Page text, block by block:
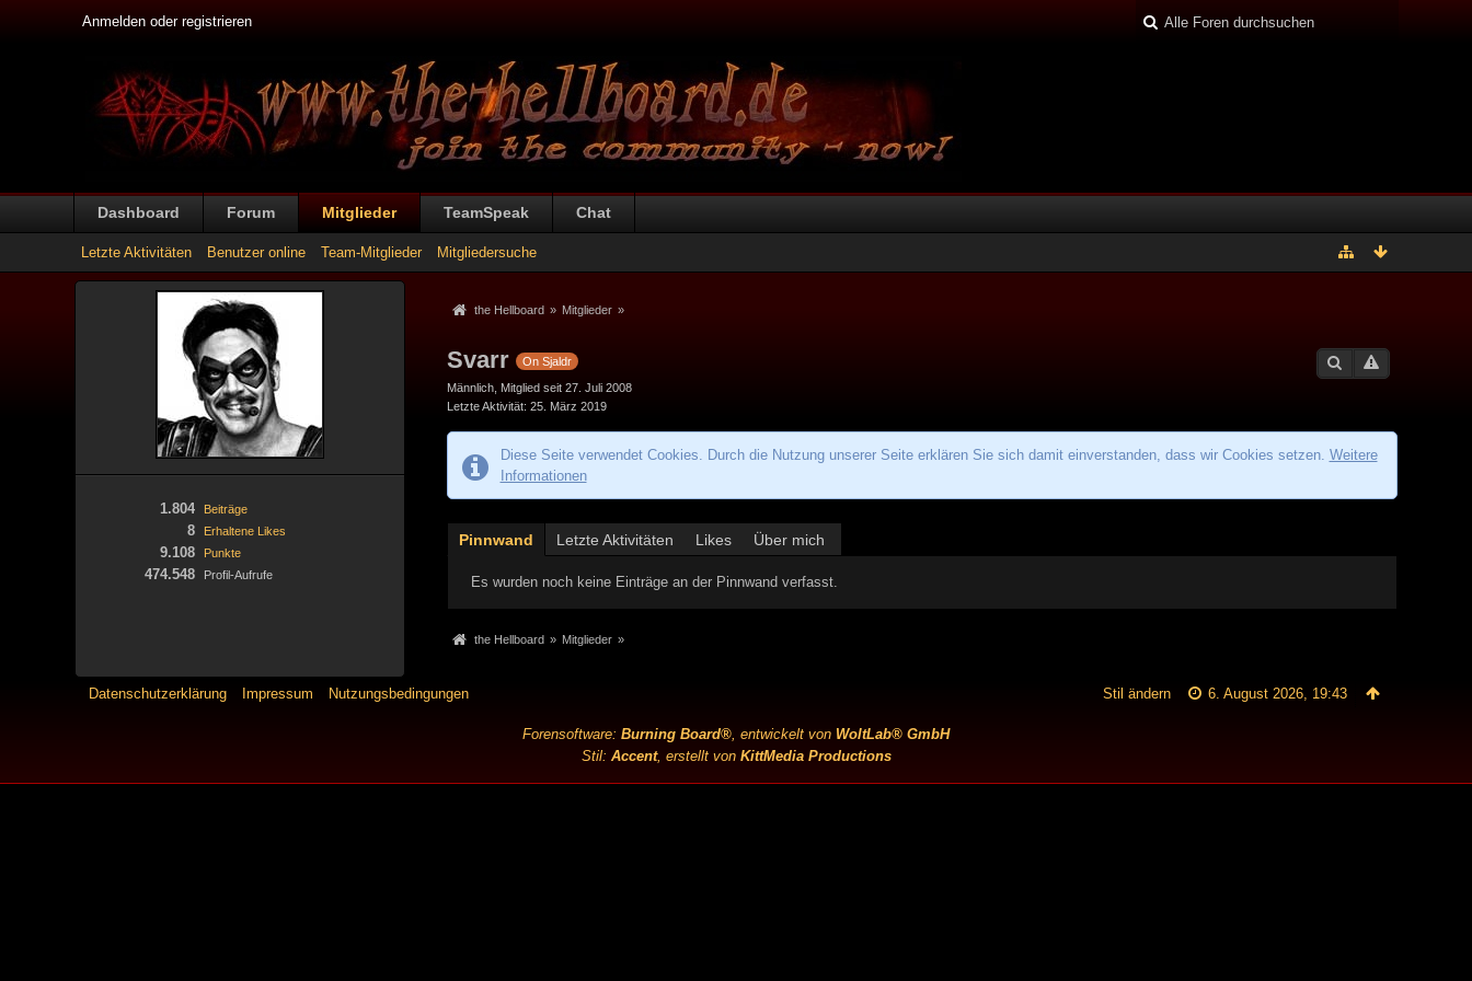
Anmelden oder registrieren
Dashboard Forum Mitglieder TeamSpeak Chat
Letzte Aktivitäten Benutzer online Team-Mitglieder Mitgliedersuche
Beiträge
1.804
Erhaltene Likes
8
Punkte
9.108
Profil-Aufrufe
474.548
the Hellboard » Mitglieder »
Svarr
On Sjaldr
Männlich
Mitglied seit 27. Juli 2008
Letzte Aktivität 25. März 2019
Diese Seite verwendet Cookies. Durch die Nutzung unserer Seite erklären Sie sich damit einverstanden, dass wir Cookies setzen. Weitere
Informationen
Pinnwand Letzte Aktivitäten Likes Über mich
Es wurden noch keine Einträge an der Pinnwand verfasst.
the Hellboard » Mitglieder »
Datenschutzerklärung Impressum Nutzungsbedingungen 6. August 2026, 19:43
Stil ändern
Forensoftware: Burning Board®, entwickelt von WoltLab® GmbH
Stil: Accent, erstellt von KittMedia Productions